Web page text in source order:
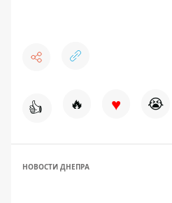
👍 🔥 ♥ 😭
НОВОСТИ ДНЕПРА